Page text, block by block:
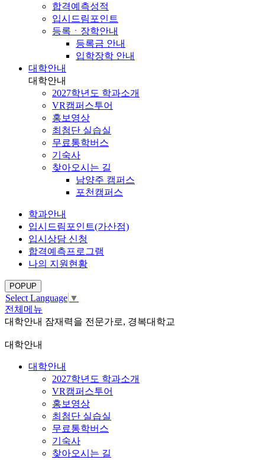
합격예측성적
입시드림포인트
등록ㆍ장학안내
등록금 안내
입학장학 안내
대학안내
대학안내
2027학년도 학과소개
VR캠퍼스투어
홍보영상
최첨단 실습실
무료통학버스
기숙사
찾아오시는 길
남양주 캠퍼스
포천캠퍼스
학과안내
입시드림포인트(가산점)
입시상담 신청
합격예측프로그램
나의 지원현황
POPUP
Select Language ▼
전체메뉴
대학안내 잠재력을 전문가로, 경복대학교
대학안내
대학안내
2027학년도 학과소개
VR캠퍼스투어
홍보영상
최첨단 실습실
무료통학버스
기숙사
찾아오시는 길